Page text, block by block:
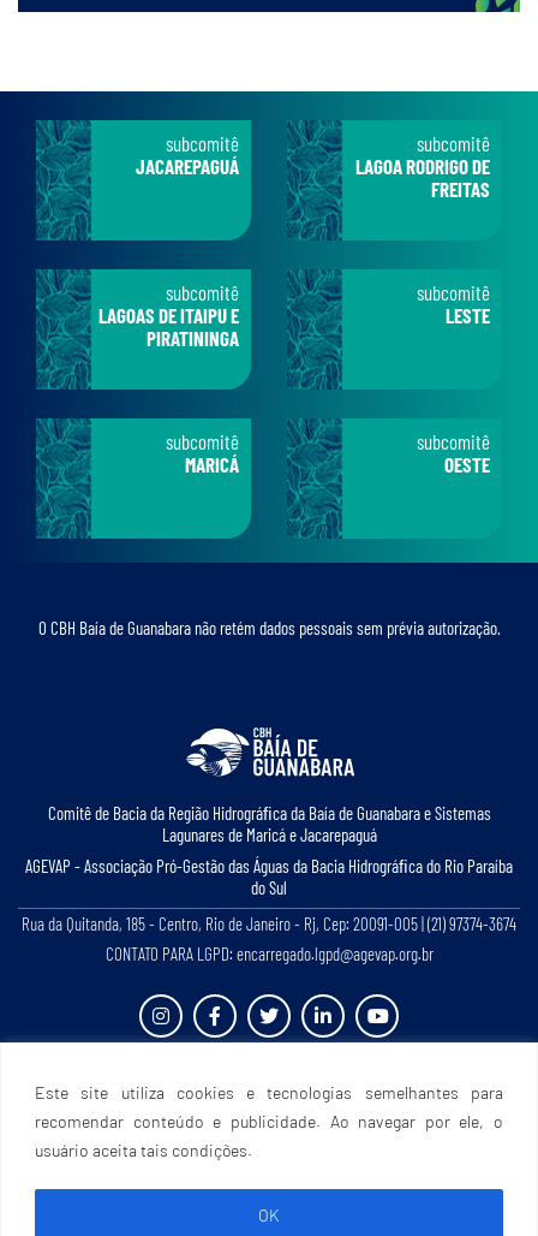
Este site utiliza cookies e tecnologias semelhantes para
recomendar conteúdo e publicidade. Ao navegar por ele, o
usuário aceita tais condições.
OK
subcomitê
JACAREPAGUÁ
subcomitê
LAGOA RODRIGO DE
FREITAS
subcomitê
LAGOAS DE ITAIPU E
PIRATININGA
subcomitê
LESTE
subcomitê
MARICÁ
subcomitê
OESTE
O CBH Baía de Guanabara não retém dados pessoais sem prévia autorização.
Comitê de Bacia da Região Hidrográﬁca da Baía de Guanabara e Sistemas
Lagunares de Maricá e Jacarepaguá
AGEVAP - Associação Pró-Gestão das Águas da Bacia Hidrográﬁca do Rio Paraíba
do Sul
Rua da Quitanda, 185 - Centro, Rio de Janeiro - Rj, Cep: 20091-005 | (21) 97374-3674
CONTATO PARA LGPD: encarregado.lgpd@agevap.org.br